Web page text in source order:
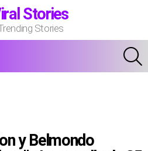
Stories
Stories
y Belmondo